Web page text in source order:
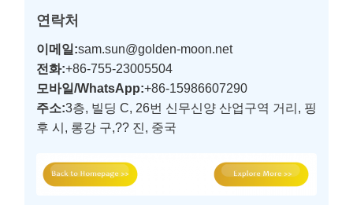
연락처
이메일:sam.sun@golden-moon.net
전화:+86-755-23005504
모바일/WhatsApp:+86-15986607290
주소:3층, 빌딩 C, 26번 신무신양 산업구역 거리, 핑
후 시, 롱강 구,?? 진, 중국